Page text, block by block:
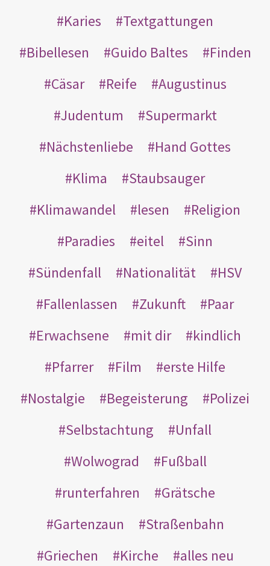
Karies
Textgattungen
Bibellesen
Guido Baltes
Finden
Cäsar
Reife
Augustinus
Judentum
Supermarkt
Nächstenliebe
Hand Gottes
Klima
Staubsauger
Klimawandel
lesen
Religion
Paradies
eitel
Sinn
Sündenfall
Nationalität
HSV
Fallenlassen
Zukunft
Paar
Erwachsene
mit dir
kindlich
Pfarrer
Film
erste Hilfe
Nostalgie
Begeisterung
Polizei
Selbstachtung
Unfall
Wolwograd
Fußball
runterfahren
Grätsche
Gartenzaun
Straßenbahn
Griechen
Kirche
alles neu